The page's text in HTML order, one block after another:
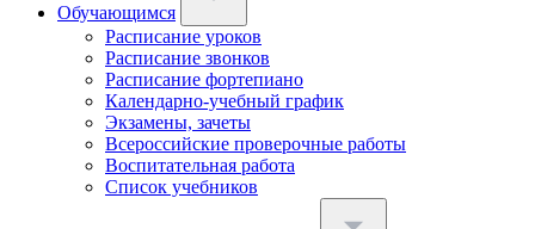
Обучающимся
Расписание уроков
Расписание звонков
Расписание фортепиано
Календарно-учебный график
Экзамены, зачеты
Всероссийские проверочные работы
Воспитательная работа
Список учебников